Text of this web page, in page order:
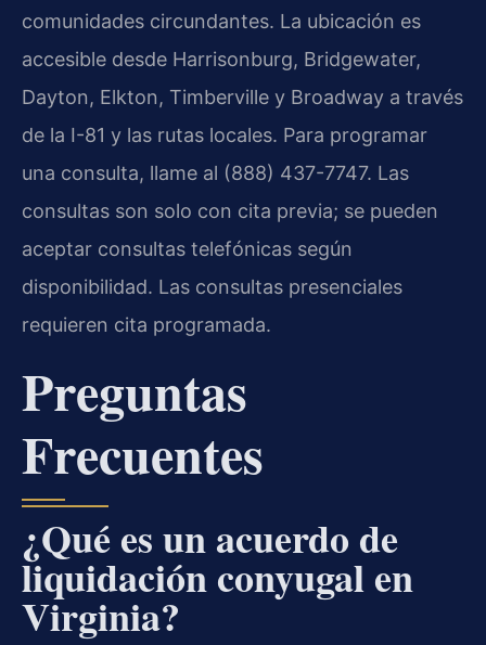
comunidades circundantes. La ubicación es
accesible desde Harrisonburg, Bridgewater,
Dayton, Elkton, Timberville y Broadway a través
de la I-81 y las rutas locales. Para programar
una consulta, llame al (888) 437-7747. Las
consultas son solo con cita previa; se pueden
aceptar consultas telefónicas según
disponibilidad. Las consultas presenciales
requieren cita programada.
Preguntas
Frecuentes
¿Qué es un acuerdo de
liquidación conyugal en
Virginia?